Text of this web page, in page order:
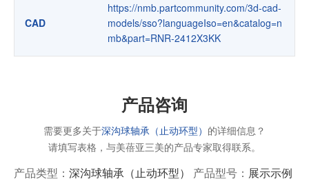
CAD
https://nmb.partcommunity.com/3d-cad-
models/sso?languageIso=en&catalog=n
mb&part=RNR-2412X3KK
产品咨询
需要更多关于深沟球轴承（止动环型） 的详细信息？
请填写表格，与美蓓亚三美的产品专家取得联系。
产品类型： 深沟球轴承（止动环型） 产品型号： 展示示例